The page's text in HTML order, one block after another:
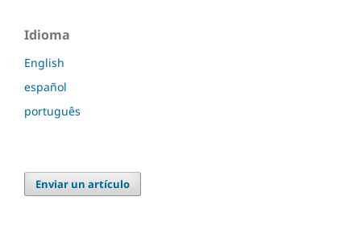
Idioma
English
español
português
Enviar un artículo